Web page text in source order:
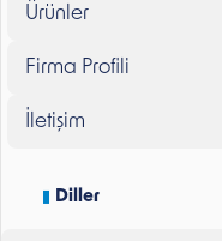
Ürünler
Firma Profili
İletişim
Diller